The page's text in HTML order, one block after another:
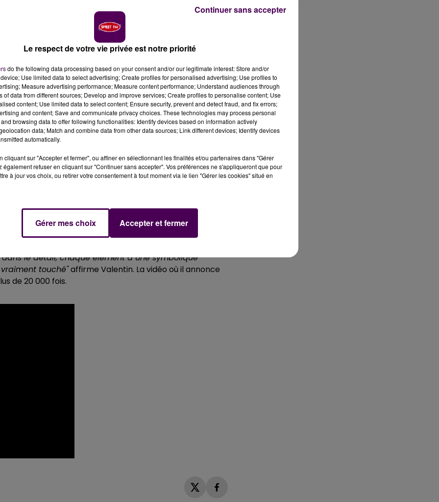
en bas des escaliers à l’intérieur d’une maison du
puis tombe de surprise dans le grand canapé
mars.
Le youtubeur percheron Hoopsidia est venu
de remporter un terrain de basket
mois, elle avait envoyé sa candidature pour
YouTube. Elle a été choisie parmi plus de 250
, tout a débuté un peu avant l’été 2020. Il a construit
:"Je voulais le faire pour le prix d’un Iphone et puis vu le
dit, si je dépasse les 100 000 abonnés, j’offre deux
avec une célèbre enseigne de grande distribution
finance tout le projet de A à Z."J’ai fait une présélection
et j’en ai finalement gardé deux"souligne Hoopsidia.
Anna. Elle a choisi de construire le terrain
balle orange."Elle a un champ chez elle et il y a de la
de faire mon terrain là-bas
" dit Anna. La
lieu où elle enchaînera les trois points. C’est d’ailleurs
dans le détail, chaque élément a une symbolique
touché"affirme Valentin. La vidéo où il annonce
de 20 000 fois.
Le respect de votre vie privée est notre priorité
do the following data processing based on your consent and/or our legitimate interest: Store and/or
Use limited data to select advertising; Create profiles for personalised advertising; Use profiles to
Measure advertising performance; Measure content performance; Understand audiences through
of data from different sources; Develop and improve services; Create profiles to personalise content; Use
content; Use limited data to select content; Ensure security, prevent and detect fraud, and fix errors;
and content; Save and communicate privacy choices. These technologies may process personal
browsing data to offer following functionalities: Identify devices based on information actively
data; Match and combine data from other data sources; Link different devices; Identify devices
automatically.
cliquant sur "Accepter et fermer", ou affiner en sélectionnant les finalités et/ou partenaires dans "Gérer
également refuser en cliquant sur "Continuer sans accepter". Vos préférences ne s'appliqueront que pour
à jour vos choix, ou retirer votre consentement à tout moment via le lien "Gérer les cookies" situé en
Gérer mes choix Accepter et fermer
Continuer sans accepter